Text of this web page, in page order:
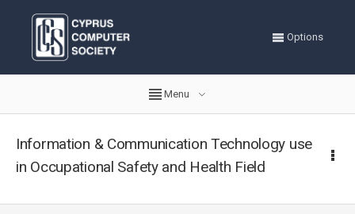
Options
Menu
Information & Communication Technology use
in Occupational Safety and Health Field